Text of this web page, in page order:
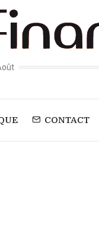
CONTACT